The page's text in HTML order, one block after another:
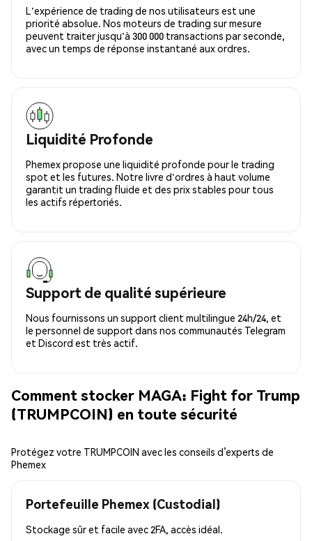
L'expérience de trading de nos utilisateurs est une
priorité absolue. Nos moteurs de trading sur mesure
peuvent traiter jusqu'à 300 000 transactions par seconde,
avec un temps de réponse instantané aux ordres.
Liquidité Profonde
Phemex propose une liquidité profonde pour le trading
spot et les futures. Notre livre d'ordres à haut volume
garantit un trading fluide et des prix stables pour tous
les actifs répertoriés.
Support de qualité supérieure
Nous fournissons un support client multilingue 24h/24, et
le personnel de support dans nos communautés Telegram
et Discord est très actif.
Comment stocker MAGA: Fight for Trump
(TRUMPCOIN) en toute sécurité
Protégez votre TRUMPCOIN avec les conseils d’experts de
Phemex
Portefeuille Phemex (Custodial)
Stockage sûr et facile avec 2FA, accès idéal.